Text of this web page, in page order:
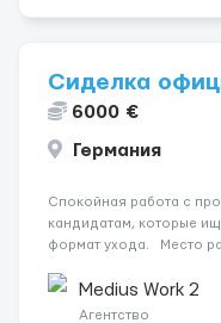
Сиделка
6000 €
Германия
Спокойная работа с
кандидатам, которые
формат ухода. Место
за жінкою. Мобильность
Medius Work 2
Агентство